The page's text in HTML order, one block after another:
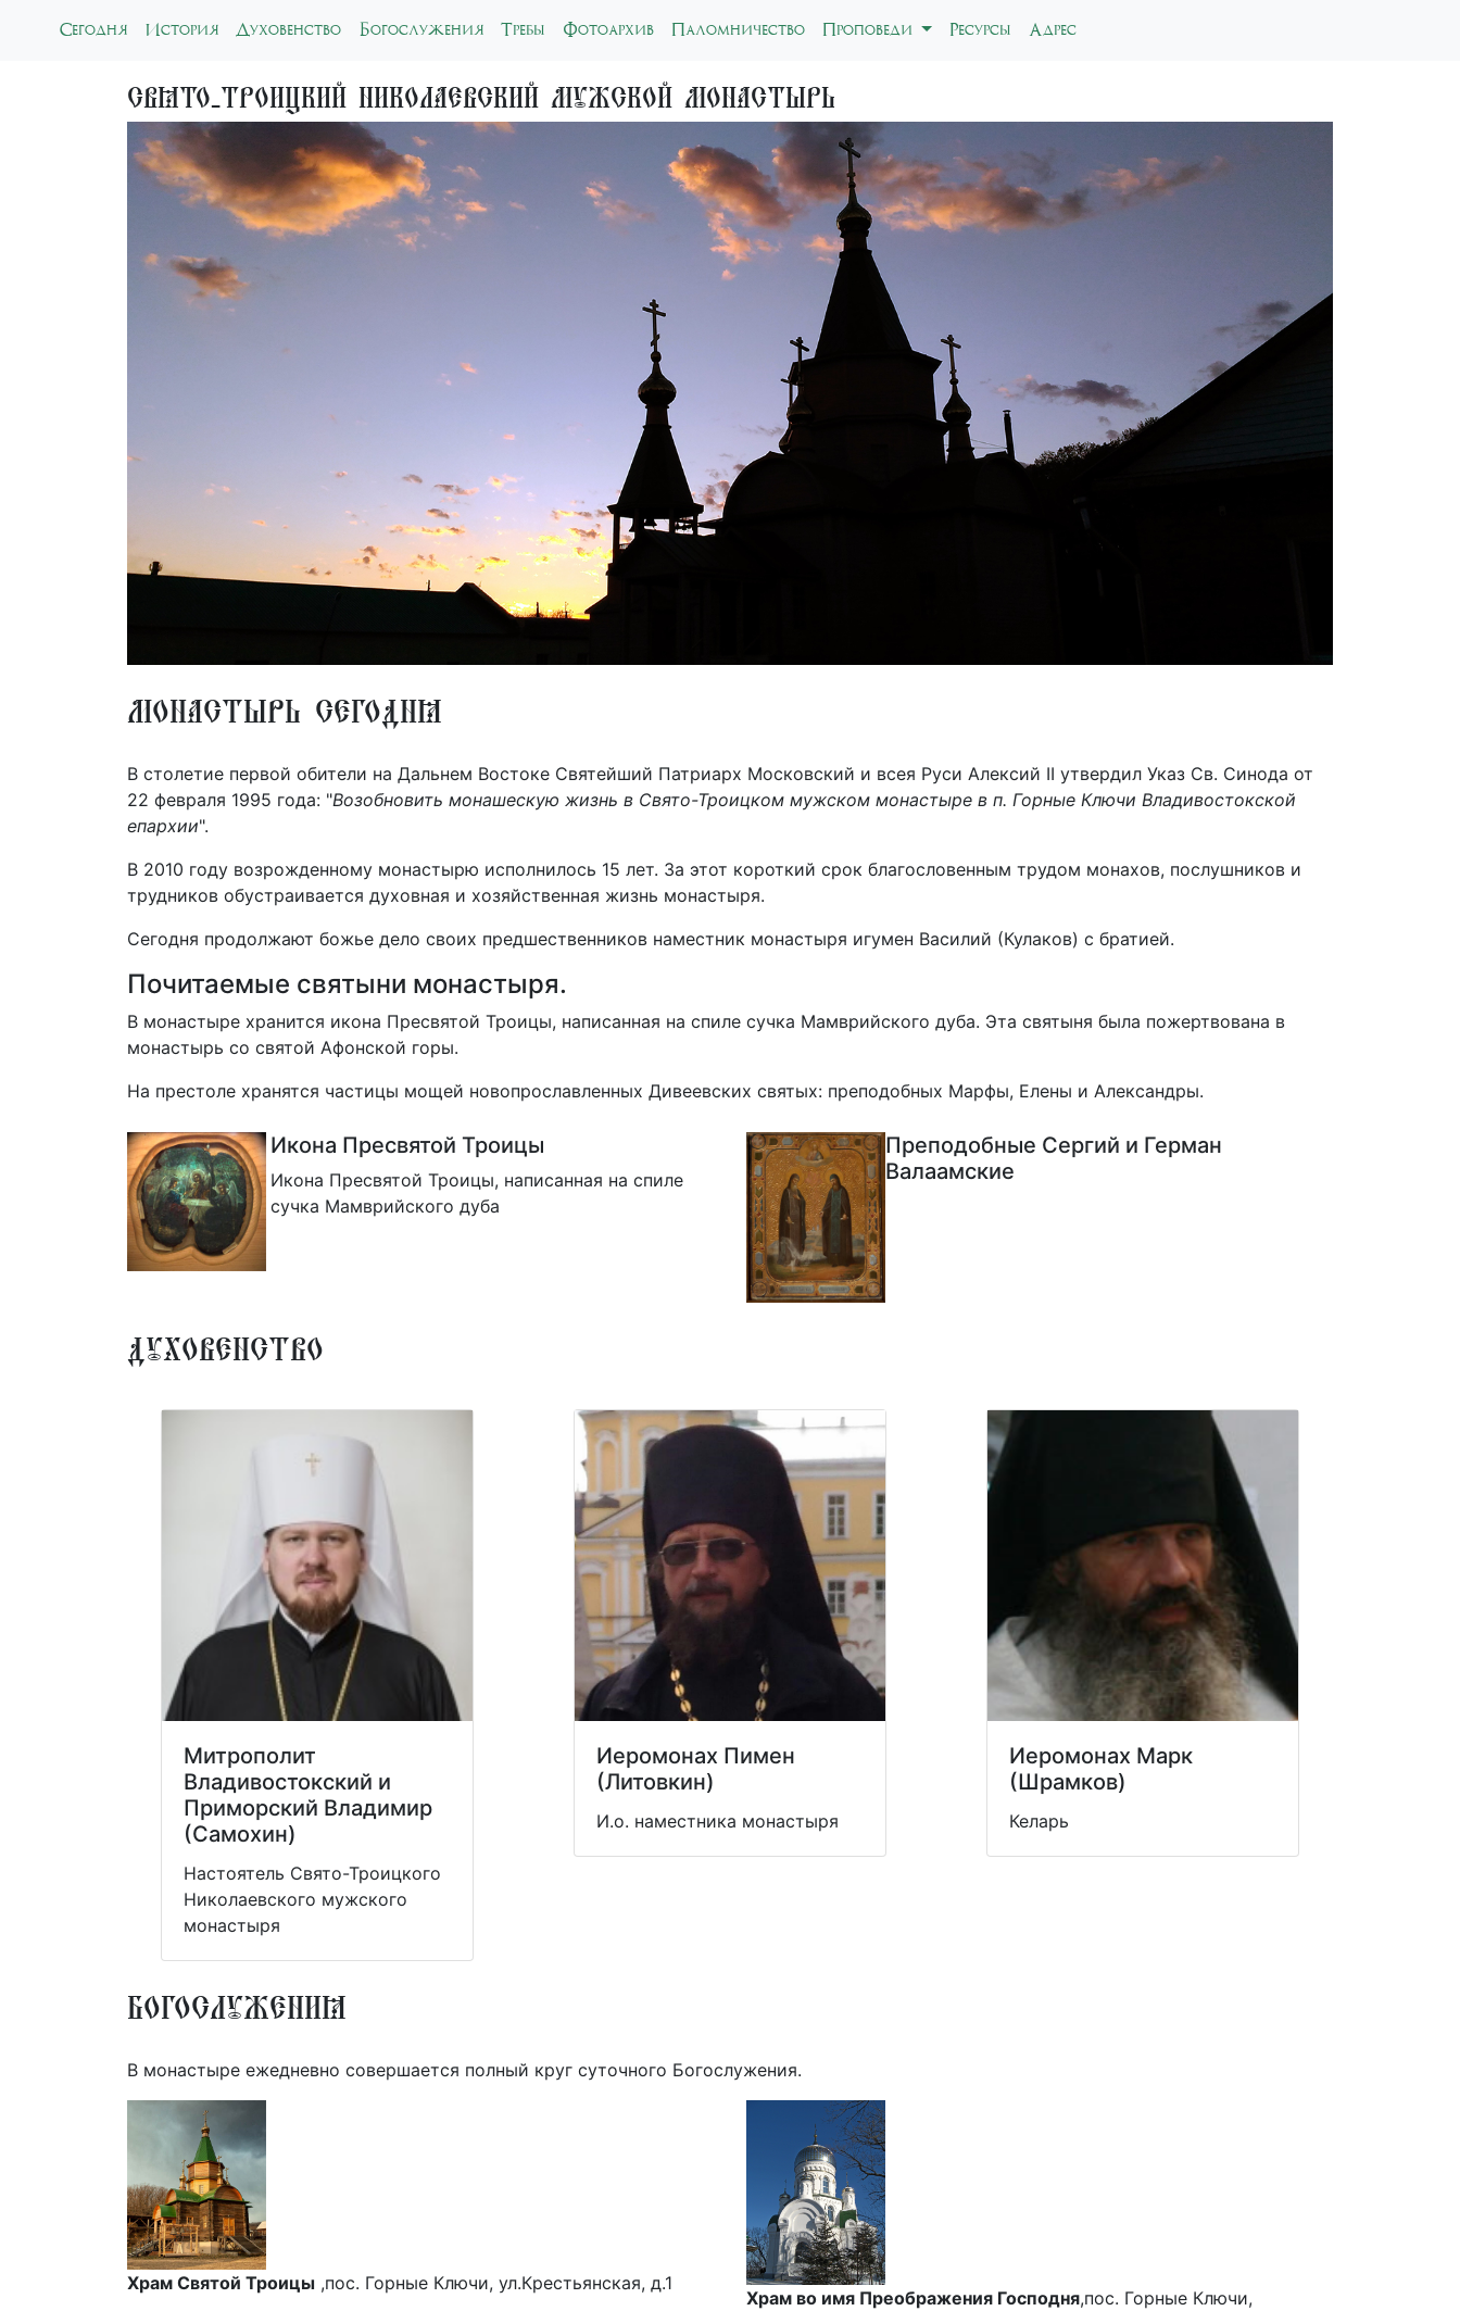
Сегодня История(current)
Духовенство Богослужения Требы Фотоархив Паломничество Проповеди Ресурсы Адрес
Свято-Троицкий Николаевский мужской монастырь
Монастырь сегодня
В столетие первой обители на Дальнем Востоке Святейший Патриарх Московский и всея Руси Алексий II утвердил Указ Св. Синода от
22 февраля 1995 года: "Возобновить монашескую жизнь в Свято-Троицком мужском монастыре в п. Горные Ключи Владивостокской
епархии".
В 2010 году возрожденному монастырю исполнилось 15 лет. За этот короткий срок благословенным трудом монахов, послушников и
трудников обустраивается духовная и хозяйственная жизнь монастыря.
Сегодня продолжают божье дело своих предшественников наместник монастыря игумен Василий (Кулаков) с братией.
Почитаемые святыни монастыря.
В монастыре хранится икона Пресвятой Троицы, написанная на спиле сучка Мамврийского дуба. Эта святыня была пожертвована в
монастырь со святой Афонской горы.
На престоле хранятся частицы мощей новопрославленных Дивеевских святых: преподобных Марфы, Елены и Александры.
Икона Пресвятой Троицы
Икона Пресвятой Троицы, написанная на спиле
сучка Мамврийского дуба
Преподобные Сергий и Герман
Валаамские
Духовенство
Митрополит
Владивостокский и
Приморский Владимир
(Самохин)
Настоятель Свято-Троицкого
Николаевского мужского
монастыря
Иеромонах Пимен
(Литовкин)
И.о. наместника монастыря
Иеромонах Марк
(Шрамков)
Келарь
Богослужения
В монастыре ежедневно совершается полный круг суточного Богослужения.
Храм Святой Троицы ,пос. Горные Ключи, ул.Крестьянская, д.1
Храм во имя Преображения Господня,пос. Горные Ключи,